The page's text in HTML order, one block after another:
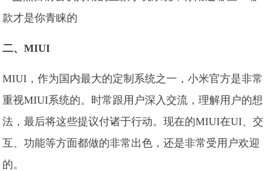
二、MIUI
MIUI，作为国内最大的定制系统之一，小米官方是非常
重视MIUI系统的。时常跟用户深入交流，理解用户的想
法，最后将这些提议付诸于行动。现在的MIUI在UI、交
互、功能等方面都做的非常出色，还是非常受用户欢迎
的。